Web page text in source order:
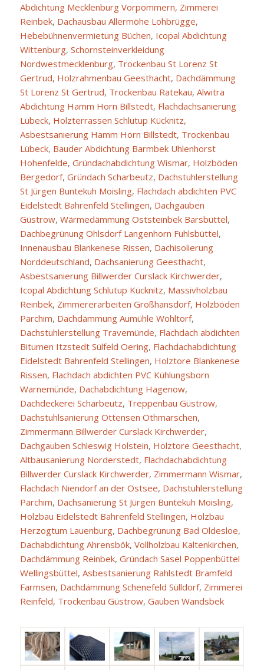
Abdichtung Mecklenburg Vorpommern, Zimmerei
Reinbek, Dachausbau Allermöhe Lohbrügge,
Hebebühnenvermietung Büchen, Icopal Abdichtung
Wittenburg, Schornsteinverkleidung
Nordwestmecklenburg, Trockenbau St Lorenz St
Gertrud, Holzrahmenbau Geesthacht, Dachdämmung
St Lorenz St Gertrud, Trockenbau Ratekau, Alwitra
Abdichtung Hamm Horn Billstedt, Flachdachsanierung
Lübeck, Holzterrassen Schlutup Kücknitz,
Asbestsanierung Hamm Horn Billstedt, Trockenbau
Lübeck, Bauder Abdichtung Barmbek Uhlenhorst
Hohenfelde, Gründachabdichtung Wismar, Holzböden
Bergedorf, Gründach Scharbeutz, Dachstuhlerstellung
St Jürgen Buntekuh Moisling, Flachdach abdichten PVC
Eidelstedt Bahrenfeld Stellingen, Dachgauben
Güstrow, Wärmedämmung Oststeinbek Barsbüttel,
Dachbegrünung Ohlsdorf Langenhorn Fuhlsbüttel,
Innenausbau Blankenese Rissen, Dachisolierung
Norddeutschland, Dachsanierung Geesthacht,
Asbestsanierung Billwerder Curslack Kirchwerder,
Icopal Abdichtung Schlutup Kücknitz, Massivholzbau
Reinbek, Zimmererarbeiten Großhansdorf, Holzböden
Parchim, Dachdämmung Aumühle Wohltorf,
Dachstuhlerstellung Travemünde, Flachdach abdichten
Bitumen Itzstedt Sülfeld Oering, Flachdachabdichtung
Eidelstedt Bahrenfeld Stellingen, Holztore Blankenese
Rissen, Flachdach abdichten PVC Kühlungsborn
Warnemünde, Dachabdichtung Hagenow,
Dachdeckerei Scharbeutz, Treppenbau Güstrow,
Dachstuhlsanierung Ottensen Othmarschen,
Zimmermann Billwerder Curslack Kirchwerder,
Dachgauben Schleswig Holstein, Holztore Geesthacht,
Altbausanierung Norderstedt, Flachdachabdichtung
Billwerder Curslack Kirchwerder, Zimmermann Wismar,
Flachdach Niendorf an der Ostsee, Dachstuhlerstellung
Parchim, Dachsanierung St Jürgen Buntekuh Moisling,
Holzbau Eidelstedt Bahrenfeld Stellingen, Holzbau
Herzogtum Lauenburg, Dachbegrünung Bad Oldesloe,
Dachabdichtung Ahrensbök, Vollholzbau Kaltenkirchen,
Dachdämmung Reinbek, Gründach Sasel Poppenbüttel
Wellingsbüttel, Asbestsanierung Rahlstedt Bramfeld
Farmsen, Dachdämmung Schenefeld Sülldorf, Zimmerei
Reinfeld, Trockenbau Güstrow, Gauben Wandsbek